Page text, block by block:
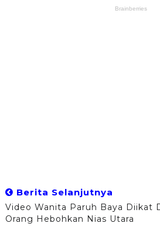
Berita Selanjutnya
Video Wanita Paruh Baya Diikat
Orang Hebohkan Nias Utara